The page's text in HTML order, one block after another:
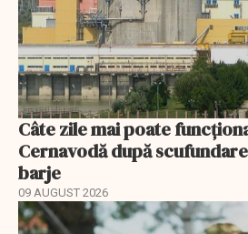
Câte zile mai poate
Cernavodă după
barje
09 AUGUST 2026